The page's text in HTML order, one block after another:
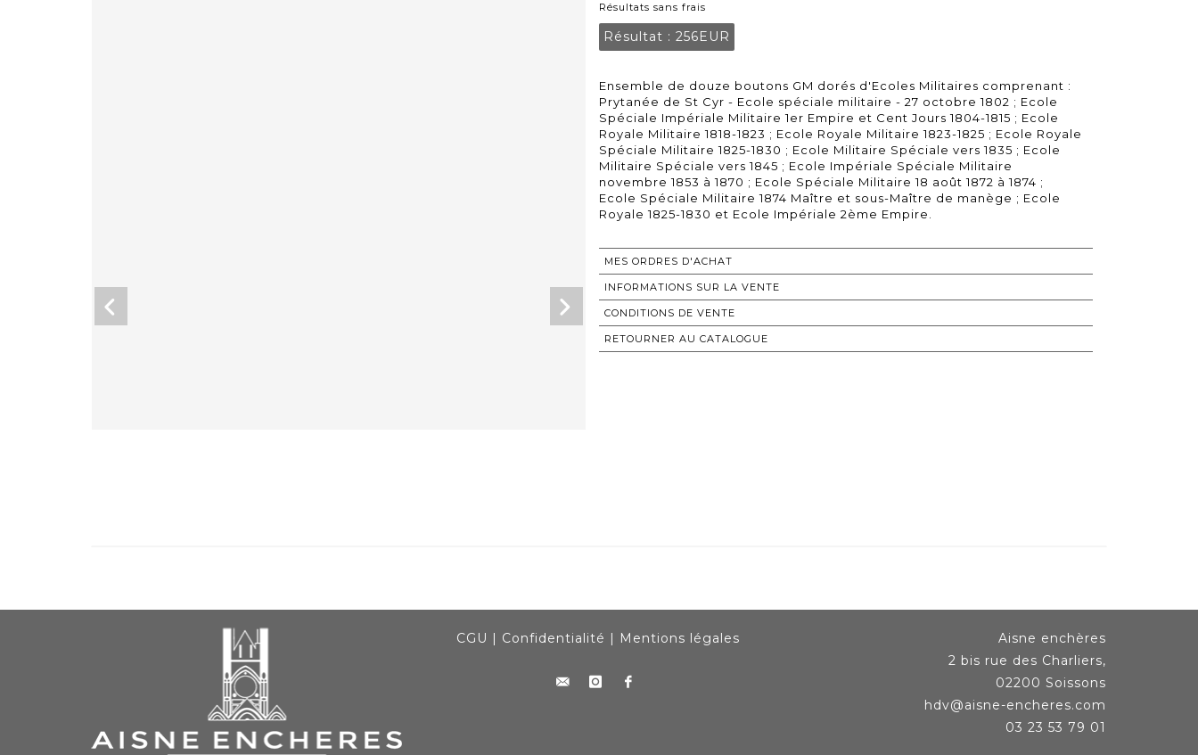
Résultats sans frais
Résultat : 256EUR
Ensemble de douze boutons GM dorés d'Ecoles Militaires comprenant :
Prytanée de St Cyr - Ecole spéciale militaire - 27 octobre 1802 ; Ecole
Spéciale Impériale Militaire 1er Empire et Cent Jours 1804-1815 ; Ecole
Royale Militaire 1818-1823 ; Ecole Royale Militaire 1823-1825 ; Ecole Royale
Spéciale Militaire 1825-1830 ; Ecole Militaire Spéciale vers 1835 ; Ecole
Militaire Spéciale vers 1845 ; Ecole Impériale Spéciale Militaire
novembre 1853 à 1870 ; Ecole Spéciale Militaire 18 août 1872 à 1874 ;
Ecole Spéciale Militaire 1874 Maître et sous-Maître de manège ; Ecole
Royale 1825-1830 et Ecole Impériale 2ème Empire.
MES ORDRES D'ACHAT
INFORMATIONS SUR LA VENTE
CONDITIONS DE VENTE
RETOURNER AU CATALOGUE
CGU | Confidentialité | Mentions légales
Aisne enchères
2 bis rue des Charliers,
02200 Soissons
hdv@aisne-encheres.com
03 23 53 79 01